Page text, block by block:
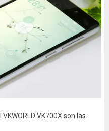
VKWORLD VK700X son las